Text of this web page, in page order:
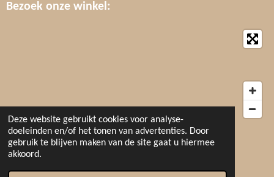
Deze website gebruikt cookies voor analyse-
doeleinden en/of het tonen van advertenties. Door
gebruik te blijven maken van de site gaat u hiermee
akkoord.
Bezoek onze winkel:
F
c
s
a